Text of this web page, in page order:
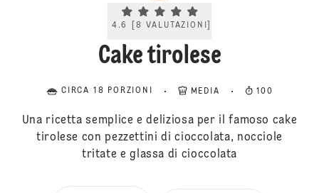
Current rating 4.6. Click to rate.
4.6 8 VALUTAZIONI
Cake tirolese
CIRCA 18 PORZIONI MEDIA 100
Una ricetta semplice e deliziosa per il famoso cake
tirolese con pezzettini di cioccolata, nocciole
tritate e glassa di cioccolata